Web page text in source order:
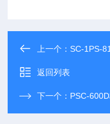
上一个：SC-1PS-
返回列表
下一个： PSC-